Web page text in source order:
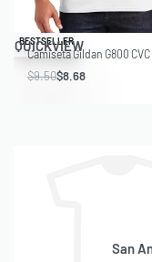
Save $0.82
BESTSELLER
QUICKVIEW
Camiseta Gildan G800 CVC
$9.50$8.68
San